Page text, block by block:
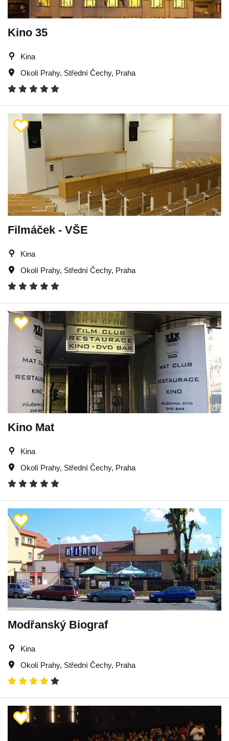
Kino 35
Kina
Okolí Prahy, Střední Čechy, Praha
Filmáček - VŠE
Kina
Okolí Prahy, Střední Čechy, Praha
Kino Mat
Kina
Okolí Prahy, Střední Čechy, Praha
Modřanský Biograf
Kina
Okolí Prahy, Střední Čechy, Praha